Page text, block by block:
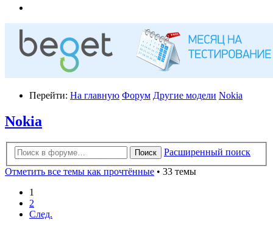
Перейти: На главную Форум Другие модели Nokia
Nokia
Поиск
Расширенный поиск
Отметить все темы как прочтённые • 33 темы
1
2
След.